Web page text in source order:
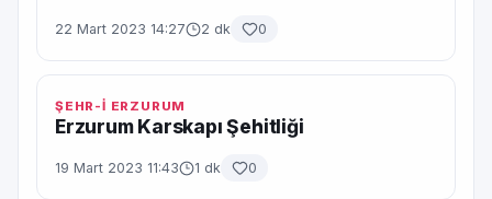
22 Mart 2023 14:27 2 dk 0
ŞEHR-İ ERZURUM
Erzurum Karskapı Şehitliği
19 Mart 2023 11:43 1 dk 0